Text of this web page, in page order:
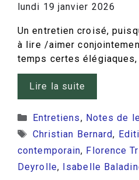
lundi 19 janvier 2026
Un entretien croisé,
à lire /aimer
temps certes
Lire la suite
Catégories
Entretiens, Notes de
Étiquettes
Christian Bernard,
contemporain, Florence
Deyrolle, Isabelle